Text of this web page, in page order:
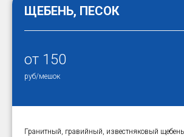
ЩЕБЕНЬ, ПЕСОК
от 150
руб/мешок
Гранитный, гравийный, известняковый